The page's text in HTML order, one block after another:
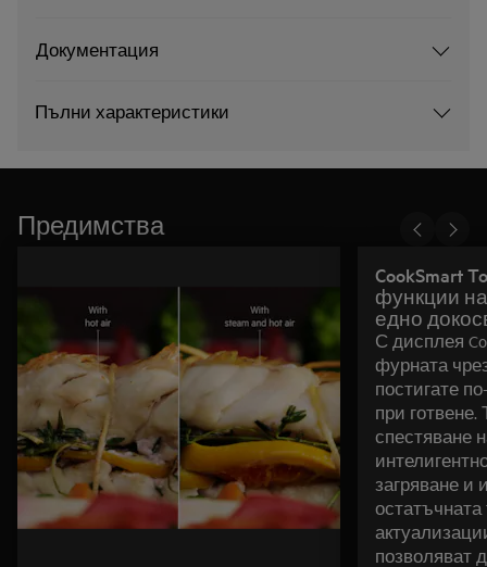
Документация
Пълни характеристики
Предимства
CookSmart
функции
едно
С дисплея
фурната
постигате
при готвене.
спестяване
загряване и
остатъчната
позволяват